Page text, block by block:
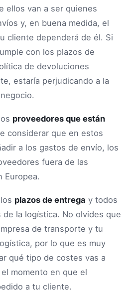
ellos van a ser quienes
y, en buena medida, el
cliente dependerá de él. Si
con los plazos de
de devoluciones
estaría perjudicando a la
proveedores que están
considerar que en estos
a los gastos de envío, los
fuera de las
Europea.
plazos de entrega y todos
la logística. No olvides que
de transporte y tu
por lo que es muy
qué tipo de costes vas a
momento en que el
a tu cliente.